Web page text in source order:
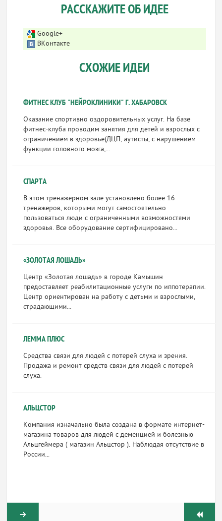
РАССКАЖИТЕ ОБ ИДЕЕ
Google+
ВКонтакте
СХОЖИЕ ИДЕИ
ФИТНЕС КЛУБ "НЕЙРОКЛИНИКИ" Г. ХАБАРОВСК
Оказание спортивно оздоровительных услуг. На базе
фитнес-клуба проводим занятия для детей и взрослых с
ограничением в здоровье(ДЦП, аутисты, с нарушением
функции головного мозга,...
СПАРТА
В этом тренажерном зале установлено более 16
тренажеров, которыми могут самостоятельно
пользоваться люди с ограниченными возможностями
здоровья. Все оборудование сертифицировано...
«ЗОЛОТАЯ ЛОШАДЬ»
Центр «Золотая лошадь» в городе Камышин
предоставляет реабилитационные услуги по иппотерапии.
Центр ориентирован на работу с детьми и взрослыми,
страдающими...
ЛЕММА ПЛЮС
Средства связи для людей с потерей слуха и зрения.
Продажа и ремонт средств связи для людей с потерей
слуха.
АЛЬЦСТОР
Компания изначально была создана в формате интернет-
магазина товаров для людей с деменцией и болезнью
Альцгеймера ( магазин Альцстор ). Наблюдая отсутствие в
России...